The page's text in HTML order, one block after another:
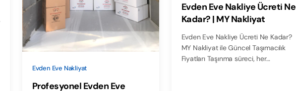
Evden Eve Nakliyat
Profesyonel Evden Eve
Evden Eve Nakliye Ücreti Ne
Kadar? | MY Nakliyat
Evden Eve Nakliye Ücreti Ne Kadar?
MY Nakliyat ile Güncel Taşımacılık
Fiyatları Taşınma süreci, her…